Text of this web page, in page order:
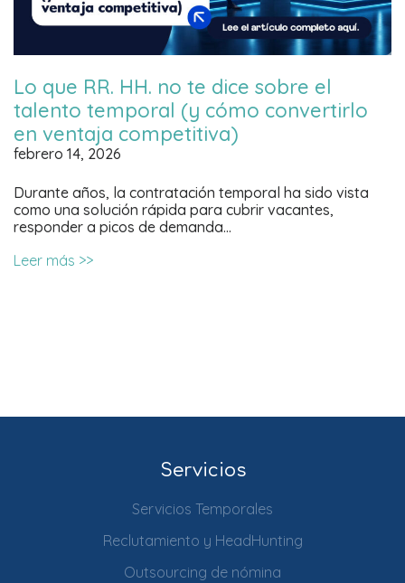
Lo que RR. HH. no te dice sobre el
talento temporal (y cómo convertirlo
en ventaja competitiva)
febrero 14, 2026
Durante años, la contratación temporal ha sido vista
como una solución rápida para cubrir vacantes,
responder a picos de demanda…
Leer más >>
Servicios
Servicios Temporales
Reclutamiento y HeadHunting
Outsourcing de nómina